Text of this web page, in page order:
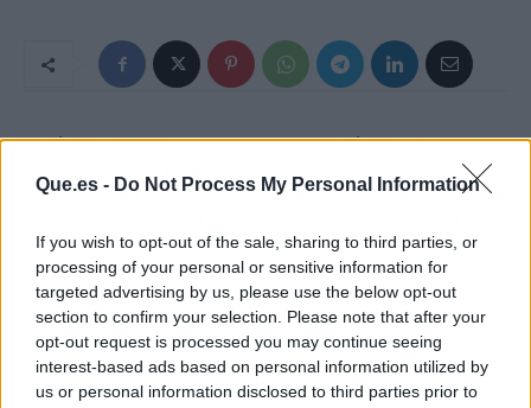
Que.es - Do Not Process My Personal Information
If you wish to opt-out of the sale, sharing to third parties, or
processing of your personal or sensitive information for
targeted advertising by us, please use the below opt-out
section to confirm your selection. Please note that after your
opt-out request is processed you may continue seeing
interest-based ads based on personal information utilized by
us or personal information disclosed to third parties prior to
ARTÍCULO ANTERIOR
LOS MOTIVOS POR LOS
QUE TU TRABAJO
ARTÍCULO SIGUIENTE
'LA QUE SE AVECINA':
FECHA DEL AVANCE DE
TELECINCO